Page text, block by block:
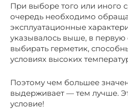
При выборе того или иного
очередь необходимо
эксплуатационные
указывалось выше, в
выбирать герметик,
условиях высоких
Поэтому чем большее
выдерживает — тем лучше.
условие!